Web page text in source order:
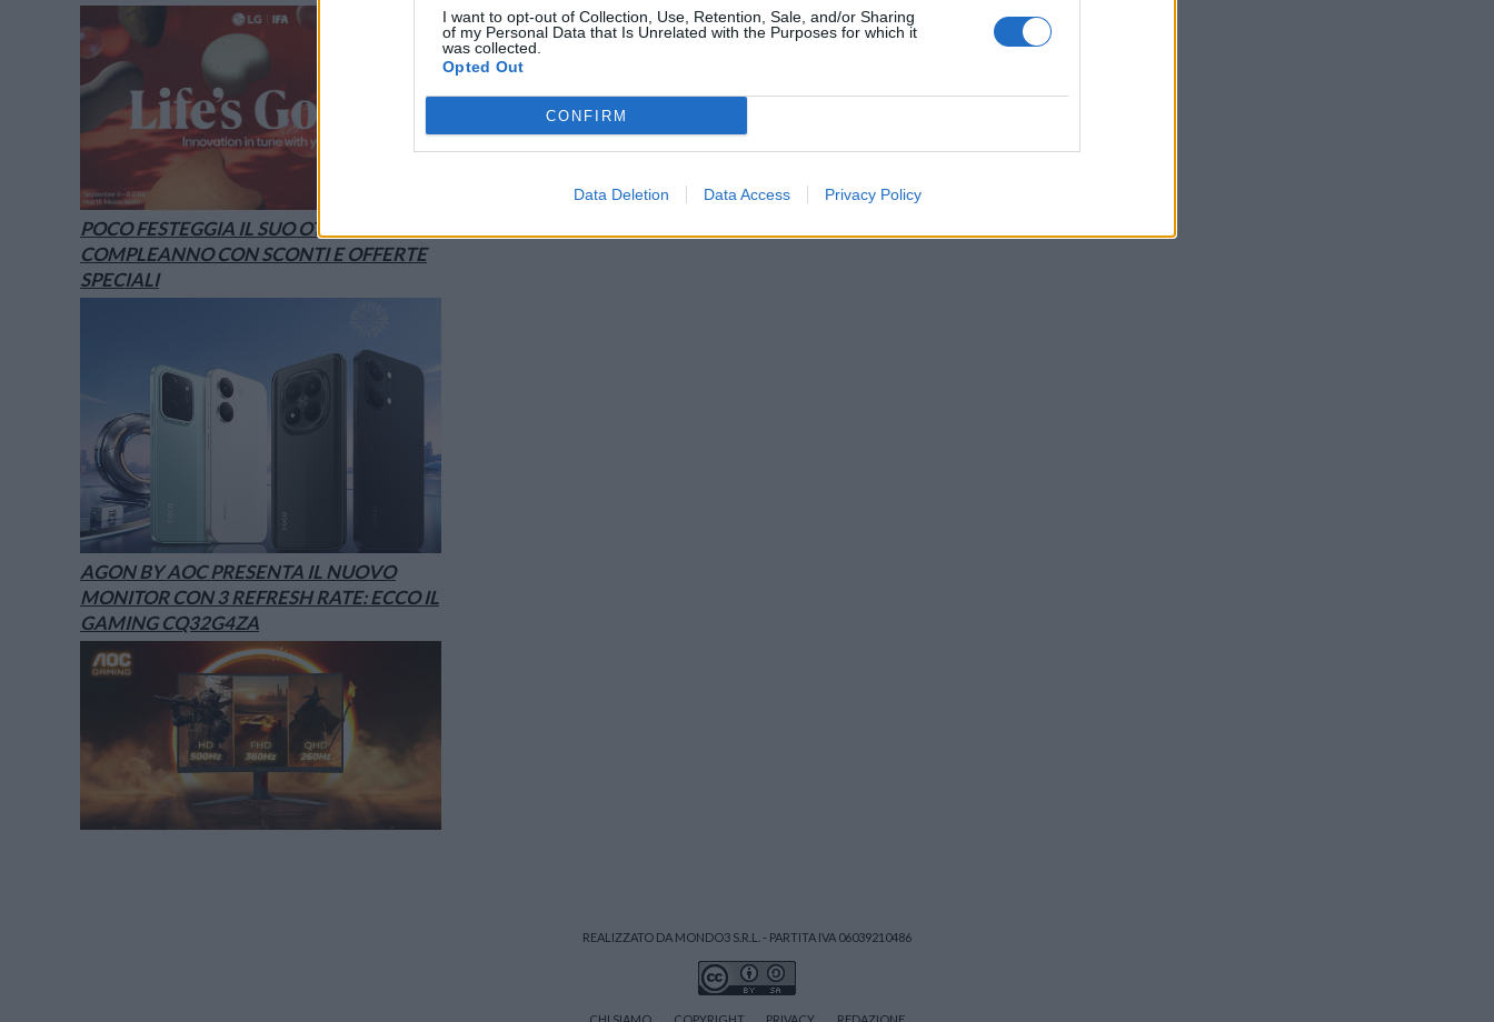
I want to opt-out of Collection, Use, Retention, Sale, and/or Sharing
of my Personal Data that Is Unrelated with the Purposes for which it
was collected.
Opted Out
CONFIRM
Data Deletion Data Access Privacy Policy
POCO FESTEGGIA IL SUO OTTAVO
COMPLEANNO CON SCONTI E OFFERTE
SPECIALI
AGON BY AOC PRESENTA IL NUOVO
MONITOR CON 3 REFRESH RATE: ECCO IL
GAMING CQ32G4ZA
REALIZZATO DA MONDO3 S.R.L. - PARTITA IVA 06039210486